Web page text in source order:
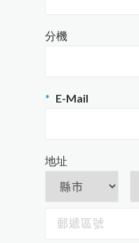
分機
E-Mail
地址